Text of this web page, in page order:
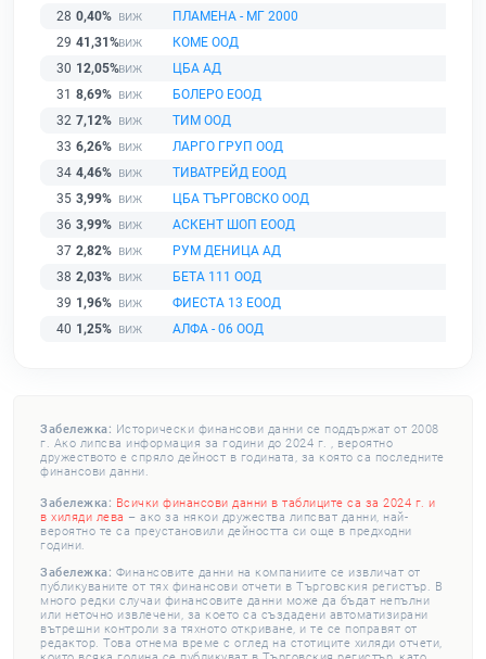
28 0,40%
ПЛАМЕНА - МГ 2000
29 41,31%
КОМЕ ООД
30 12,05%
ЦБА АД
31 8,69%
БОЛЕРО ЕООД
32 7,12%
ТИМ ООД
33 6,26%
ЛАРГО ГРУП ООД
34 4,46%
ТИВАТРЕЙД ЕООД
35 3,99%
ЦБА ТЪРГОВСКО ООД
36 3,99%
АСКЕНТ ШОП ЕООД
37 2,82%
РУМ ДЕНИЦА АД
38 2,03%
БЕТА 111 ООД
39 1,96%
ФИЕСТА 13 ЕООД
40 1,25% АЛФА - 06 ООД
Забележка: Исторически финансови данни се поддържат от 2008
г. Ако липсва информация за години до 2024 г. , вероятно
дружеството е спряло дейност в годината, за която са последните
финансови данни.
Забележка: Всички финансови данни в таблиците са за 2024 г. и
в хиляди лева – ако за някои дружества липсват данни, най-
вероятно те са преустановили дейността си още в предходни
години.
Забележка: Финансовите данни на компаниите се извличат от
публикуваните от тях финансови отчети в Търговския регистър. В
много редки случаи финансовите данни може да бъдат непълни
или неточно извлечени, за което са създадени автоматизирани
вътрешни контроли за тяхното откриване, и те се поправят от
редактор. Това отнема време с оглед на стотиците хиляди отчети,